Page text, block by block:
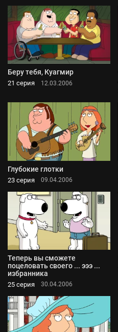
Беру тебя, Куагмир
21 серия 12.03.2006
Глубокие глотки
23 серия 09.04.2006
Теперь вы сможете
поцеловать своего ... эээ ...
избранника
25 серия 30.04.2006